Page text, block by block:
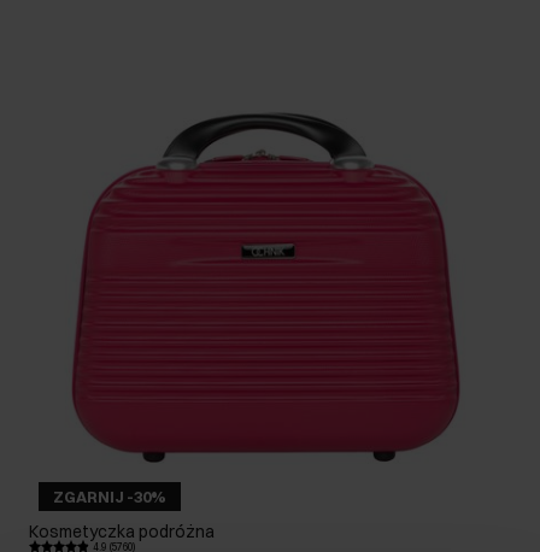
ZGARNIJ -30%
Kosmetyczka podróżna
4.9 (5760)